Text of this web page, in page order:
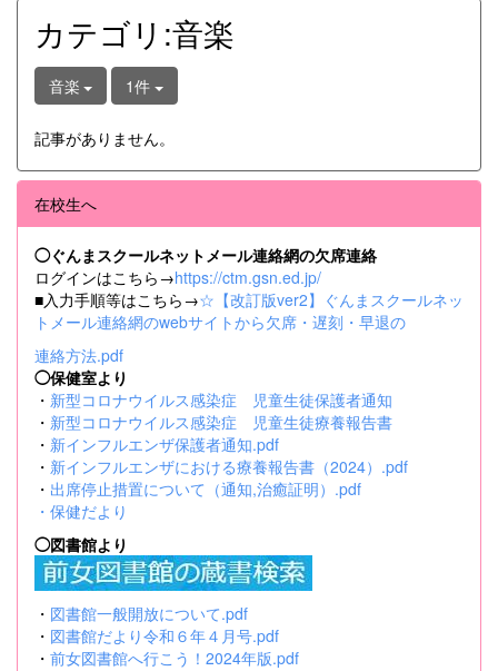
カテゴリ:音楽
音楽 1件
記事がありません。
在校生へ
◯ぐんまスクールネットメール連絡網の欠席連絡
ログインはこちら→https://ctm.gsn.ed.jp/
■入力手順等はこちら→☆【改訂版ver2】ぐんまスクールネッ
トメール連絡網のwebサイトから欠席・遅刻・早退の
連絡方法.pdf
◯保健室より
・ 新型コロナウイルス感染症 児童生徒保護者通知
・ 新型コロナウイルス感染症 児童生徒療養報告書
・ 新インフルエンザ保護者通知.pdf
・ 新インフルエンザにおける療養報告書（2024）.pdf
・ 出席停止措置について（通知,治癒証明）.pdf
・ 保健だより
◯図書館より
・ 図書館一般開放について.pdf
・ 図書館だより令和６年４月号.pdf
・ 前女図書館へ行こう！2024年版.pdf